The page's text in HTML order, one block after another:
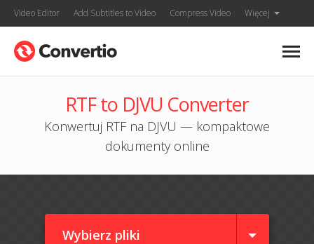
Video Editor Add Subtitles to Video Compress Video Więcej
RTF to DJVU Converter
Konwertuj RTF na DJVU — kompaktowe
dokumenty online
Wybierz pliki